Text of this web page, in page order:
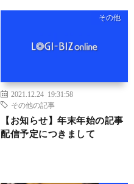
その他
2021.12.24 19:31:58
その他の記事
【お知らせ】年末年始の記事
配信予定につきまして